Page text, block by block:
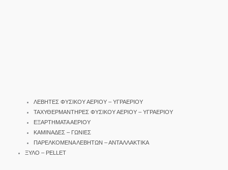
ΛΕΒΗΤΕΣ ΦΥΣΙΚΟΥ ΑΕΡΙΟΥ – ΥΓΡΑΕΡΙΟΥ
ΤΑΧΥΘΕΡΜΑΝΤΗΡΕΣ ΦΥΣΙΚΟΥ ΑΕΡΙΟΥ – ΥΓΡΑΕΡΙΟΥ
ΕΞΑΡΤΗΜΑΤΑ ΑΕΡΙΟΥ
ΚΑΜΙΝΑΔΕΣ – ΓΩΝΙΕΣ
ΠΑΡΕΛΚΟΜΕΝΑ ΛΕΒΗΤΩΝ – ΑΝΤΑΛΛΑΚΤΙΚΑ
ΞΥΛΟ – PELLET